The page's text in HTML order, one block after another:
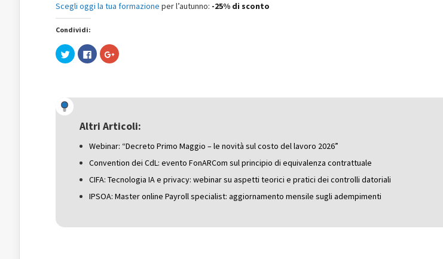
Scegli oggi la tua formazione per l’autunno: -25% di sconto
Condividi:
Fai
clic
(Si
apre
una
nuova
Fai
clic
nuova
finestra)
Fai
clic
una
nuova
Altri Articoli:
Webinar: “Decreto Primo Maggio – le novità sul costo del lavoro 2026”
Convention dei CdL: evento FonARCom sul principio di equivalenza contrattuale
CIFA: Tecnologia IA e privacy: webinar su aspetti teorici e pratici dei controlli datoriali
IPSOA: Master online Payroll specialist: aggiornamento mensile sugli adempimenti